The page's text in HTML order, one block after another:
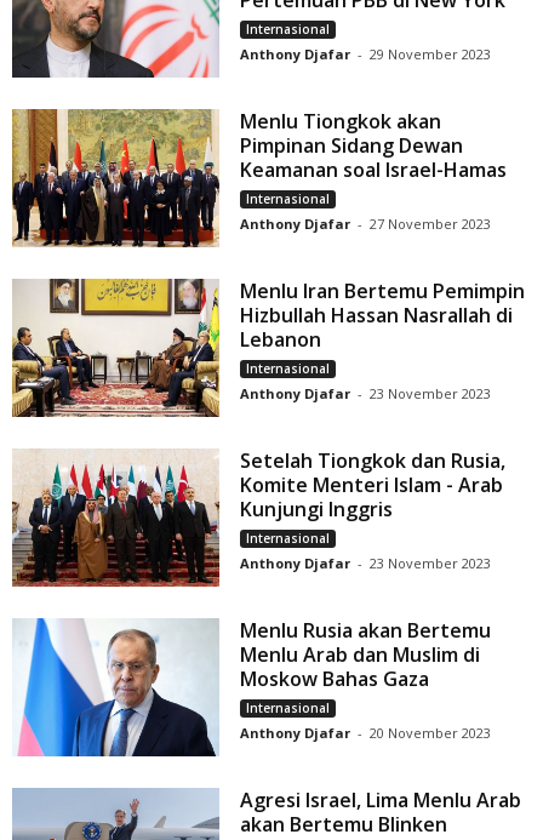
Internasional
Anthony Djafar - 29 November 2023
Menlu Tiongkok akan
Pimpinan Sidang Dewan
Keamanan soal Israel-Hamas
Internasional
Anthony Djafar - 27 November 2023
Menlu Iran Bertemu Pemimpin
Hizbullah Hassan Nasrallah di
Lebanon
Internasional
Anthony Djafar - 23 November 2023
Setelah Tiongkok dan Rusia,
Komite Menteri Islam - Arab
Kunjungi Inggris
Internasional
Anthony Djafar - 23 November 2023
Menlu Rusia akan Bertemu
Menlu Arab dan Muslim di
Moskow Bahas Gaza
Internasional
Anthony Djafar - 20 November 2023
Agresi Israel, Lima Menlu Arab
akan Bertemu Blinken